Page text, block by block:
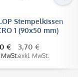
Stempelkissen
1 (90x50 mm)
€ 3,70 €
exkl. MwSt.